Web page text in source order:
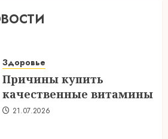
Здоровье
Причины купить
качественные витамины
21.07.2026